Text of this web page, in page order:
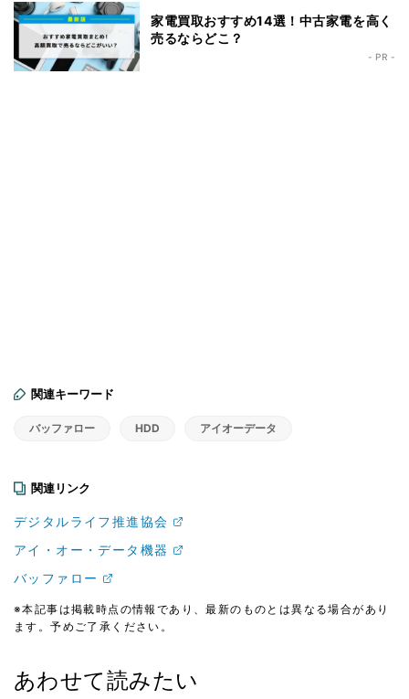
家電買取おすすめ14選！中古家電を高く
売るならどこ？
- PR -
関連キーワード
バッファロー HDD アイオーデータ
関連リンク
デジタルライフ推進協会
アイ・オー・データ機器
バッファロー
※本記事は掲載時点の情報であり、最新のものとは異なる場合があり
ます。予めご了承ください。
あわせて読みたい